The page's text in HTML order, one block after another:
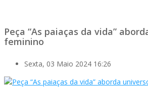
Peça “As paiaças da vida”
feminino
Sexta, 03 Maio 2024 16:26